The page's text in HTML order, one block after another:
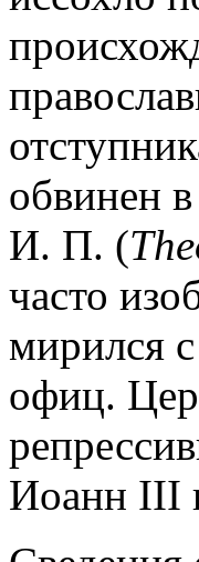
обвинен
И. П. (
часто
мирился
офиц.
Иоанн III